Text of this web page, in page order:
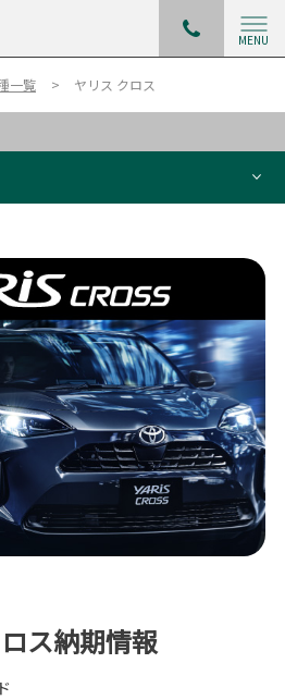
MENU
一覧 ヤリス クロス
ス納期情報